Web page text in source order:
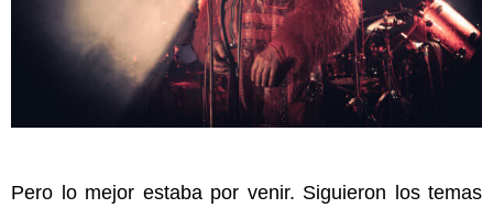
Pero lo mejor estaba por venir. Siguieron los temas